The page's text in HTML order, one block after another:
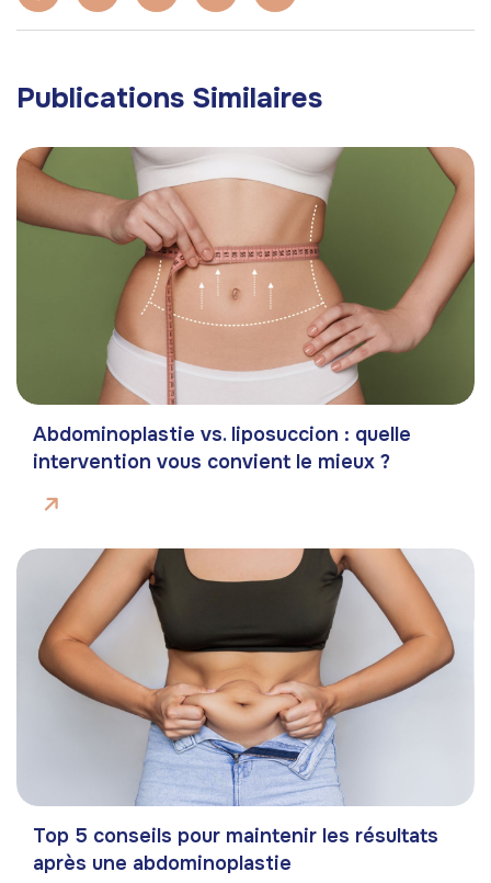
Publications Similaires
Abdominoplastie vs. liposuccion : quelle
intervention vous convient le mieux ?
Top 5 conseils pour maintenir les résultats
après une abdominoplastie